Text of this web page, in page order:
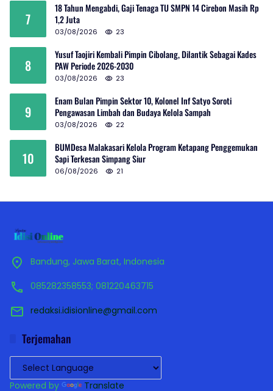
7
18 Tahun Mengabdi, Gaji Tenaga TU SMPN 14 Cirebon Masih Rp
1,2 Juta
03/08/2026 23
8
Yusuf Taojiri Kembali Pimpin Cibolang, Dilantik Sebagai Kades
PAW Periode 2026-2030
03/08/2026 23
9
Enam Bulan Pimpin Sektor 10, Kolonel Inf Satyo Soroti
Pengawasan Limbah dan Budaya Kelola Sampah
03/08/2026 22
10
BUMDesa Malakasari Kelola Program Ketapang Penggemukan
Sapi Terkesan Simpang Siur
06/08/2026 21
Bandung, Jawa Barat, Indonesia
085282358553; 081220463715
redaksi.idisionline@gmail.com
Terjemahan
Powered by Translate